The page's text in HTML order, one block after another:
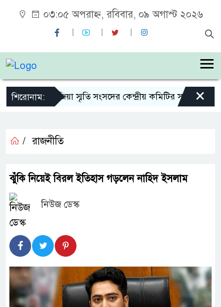
০৩:০৫ অপরাহ্ন, রবিবার, ০৯ অগাস্ট ২০২৬
শিরোনাম:
শহীদ জিয়া স্মৃতি সংসদের কেন্দ্রীয় কমিটির সহ-সভাপতি
×
/ রাজনীতি
ঝুঁকি নিয়েই বিরল ইতিহাস গড়লেন নাহিদ ইসলাম
নিউজ ডেস্ক